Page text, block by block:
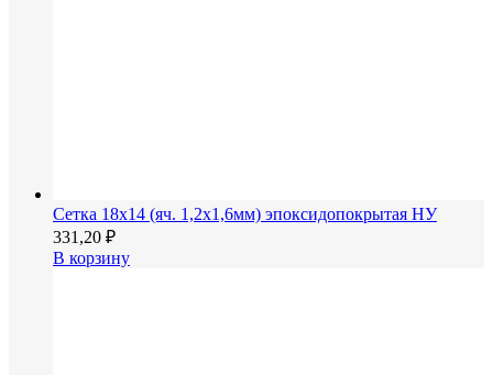
Сетка 18х14 (яч. 1,2х1,6мм) эпоксидопокрытая НУ
331,20 ₽
В корзину